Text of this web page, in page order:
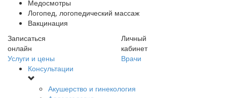
Медосмотры
Логопед, логопедический массаж
Вакцинация
Записаться
онлайн
Личный
кабинет
Услуги и цены
Врачи
Консультации
Акушерство и гинекология